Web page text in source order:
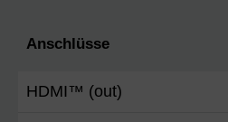
Anschlüsse
HDMI™ (out)